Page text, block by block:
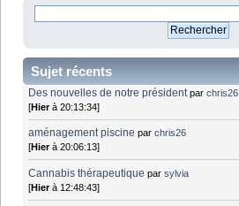
Sujet récents
Des nouvelles de notre président parchris26
[Hierà 20:13:34]
aménagement piscine parchris26
[Hierà 20:06:13]
Cannabis thérapeutique parsylvia
[Hierà 12:48:43]